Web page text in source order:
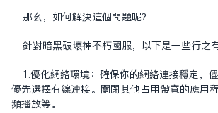
那么，如何解决这个问题呢？
针对暗黑破坏神不朽国服，以下是一些行之
1.优化网络环境：确保你的网络连接稳定，
优先选择有线连接。关闭其他占用带宽的应用
频播放等。